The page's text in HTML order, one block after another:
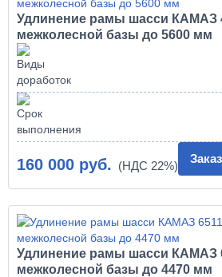
Удлинение рамы шасси КАМАЗ
межколесной базы до 5600 мм
160 000 руб.
Удлинение рамы шасси КАМАЗ
межколесной базы до 4470 мм